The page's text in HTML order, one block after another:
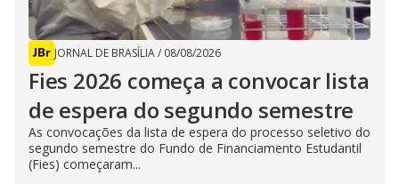
JORNAL DE BRASÍLIA/ 08/08/2026
Fies 2026 começa a convocar lista
de espera do segundo semestre
As convocações da lista de espera do processo seletivo do
segundo semestre do Fundo de Financiamento Estudantil
(Fies) começaram...